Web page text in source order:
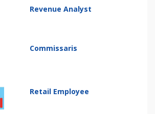
Revenue Analyst
Commissaris
Retail Employee